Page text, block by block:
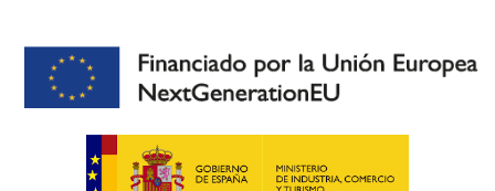
de San Pedro. Siempre que se les necesitaba
había que ir a buscarlos.